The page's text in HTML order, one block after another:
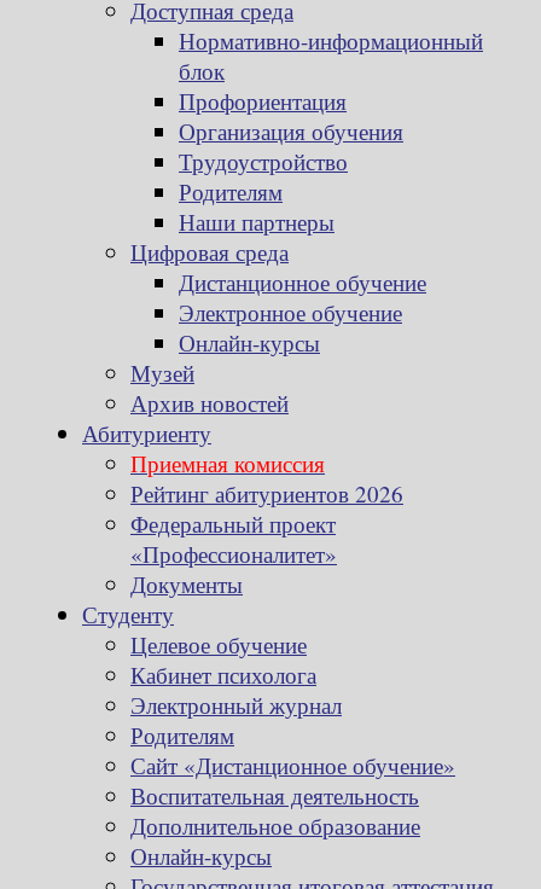
Доступная среда
Нормативно-информационный
блок
Профориентация
Организация обучения
Трудоустройство
Родителям
Наши партнеры
Цифровая среда
Дистанционное обучение
Электронное обучение
Онлайн-курсы
Музей
Архив новостей
Абитуриенту
Приемная комиссия
Рейтинг абитуриентов 2026
Федеральный проект
«Профессионалитет»
Документы
Студенту
Целевое обучение
Кабинет психолога
Электронный журнал
Родителям
Сайт «Дистанционное обучение»
Воспитательная деятельность
Дополнительное образование
Онлайн-курсы